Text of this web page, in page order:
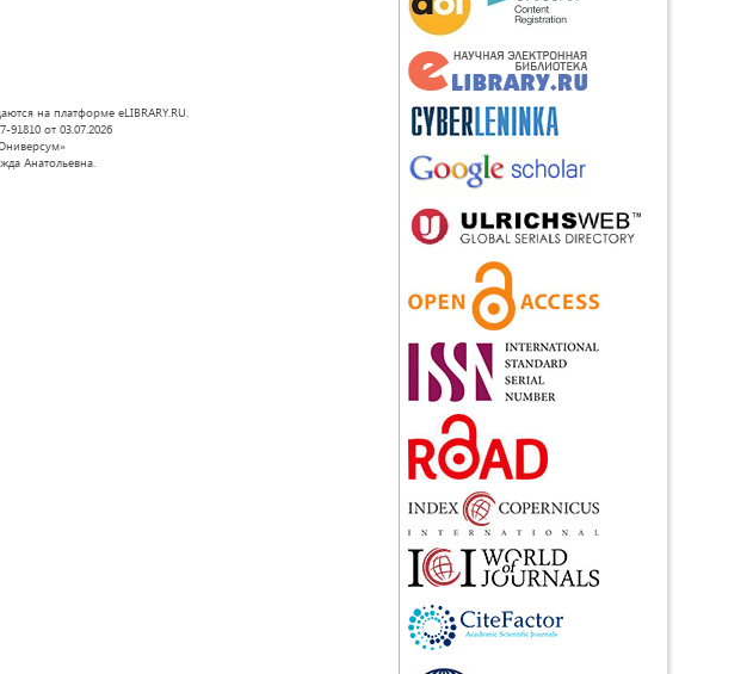
на платформе eLIBRARY.RU.
от 03.07.2026
Анатольевна.